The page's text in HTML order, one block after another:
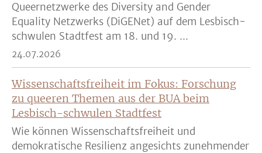
Queernetzwerke des Diversity and Gender
Equality Netzwerks (DiGENet) auf dem Lesbisch-
schwulen Stadtfest am 18. und 19. ...
24.07.2026
Wissenschaftsfreiheit im Fokus: Forschung
zu queeren Themen aus der BUA beim
Lesbisch-schwulen Stadtfest
Wie können Wissenschaftsfreiheit und
demokratische Resilienz angesichts zunehmender